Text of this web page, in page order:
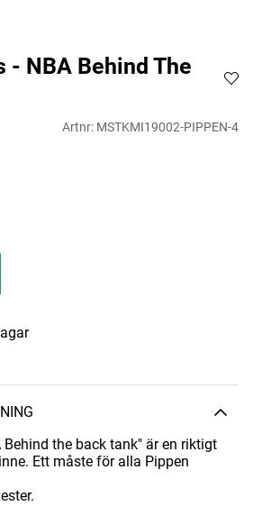
- NBA Behind The
Artnr: MSTKMI19002-PIPPEN-4
Behind the back tank" är en riktigt
Ett måste för alla Pippen